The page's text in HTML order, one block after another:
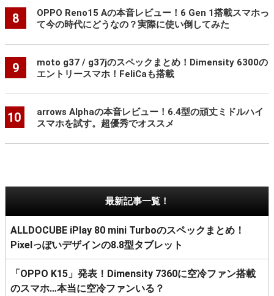
8
OPPO Reno15 Aの本音レビュー！6 Gen 1搭載スマホっ
て今の時代にどうなの？実際に使い倒してみた
9
moto g37 / g37jのスペックまとめ！Dimensity 6300の
エントリースマホ！FeliCaも搭載
10
arrows Alphaの本音レビュー！6.4型の頑丈ミドルハイ
スマホを試す。超優秀でオススメ
最新記事一覧！
ALLDOCUBE iPlay 80 mini Turboのスペックまとめ！
Pixelっぽいデザインの8.8型タブレット
「OPPO K15」発表！Dimensity 7360に空冷ファン搭載
のスマホ…本当に空冷ファンいる？